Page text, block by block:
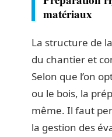
matériaux
La structure de
du chantier et
Selon que l’on
ou le bois, la
même. Il faut
la gestion des